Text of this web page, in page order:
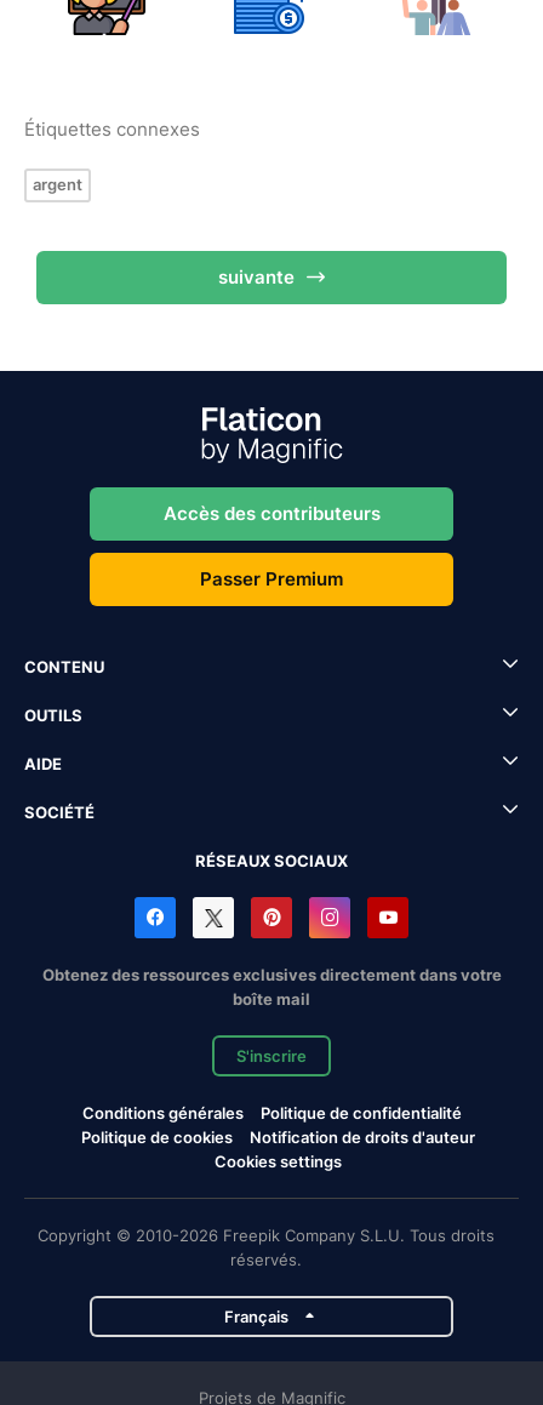
Étiquettes connexes
argent
suivante
Accès des contributeurs
Passer Premium
CONTENU
OUTILS
AIDE
SOCIÉTÉ
RÉSEAUX SOCIAUX
Obtenez des ressources exclusives directement dans votre
boîte mail
S'inscrire
Conditions générales
Politique de confidentialité
Politique de cookies
Notification de droits d'auteur
Cookies settings
Copyright © 2010-2026 Freepik Company S.L.U. Tous droits
réservés.
Français
Projets de Magnific